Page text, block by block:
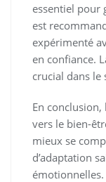
essentiel pour
est
expérimenté
en confiance.
crucial dans le
En
vers le bien-
mieux se
d’adaptation